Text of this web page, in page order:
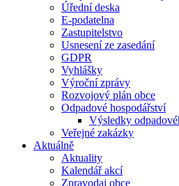
Úřední deska
E-podatelna
Zastupitelstvo
Usnesení ze zasedání
GDPR
Vyhlášky
Výroční zprávy
Rozvojový plán obce
Odpadové hospodářství
Výsledky
Veřejné zakázky
Aktuálně
Aktuality
Kalendář akcí
Zpravodaj obce